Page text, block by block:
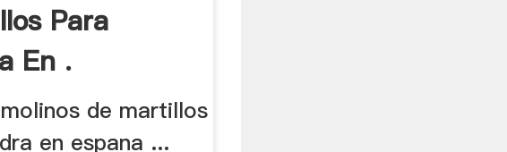
Para
En .
de martillos
en espana ...